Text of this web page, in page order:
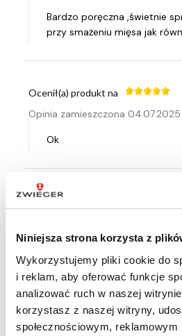
Niniejsza strona korzysta z
Wykorzystujemy pliki cookie do
i reklam, aby oferować funkcje
analizować ruch w naszej
korzystasz z naszej witryny,
społecznościowym,
Bardzo poręczna ,świetnie
przy smażeniu mięsa jak
Ocenił(a) produkt na
Opinia zamieszczona 04.07.2025
Ok
Ocenił(a) produkt na
Solidna łopatka, monolit -
łatwa w utrzmaniu czystości.
Ocenił(a) produkt na